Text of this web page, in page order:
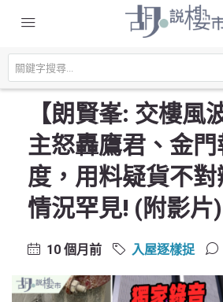
主頁
入屋逐樣捉
【朗賢峯: 交樓風波】逾百業主怒轟鷹君、金
辦，律師: 情況罕見! (附影片)
【朗賢峯: 交樓風
主怒轟鷹君、金
度，用料疑貨不
情況罕見! (附影片)
10 個月前 入屋逐樣捉